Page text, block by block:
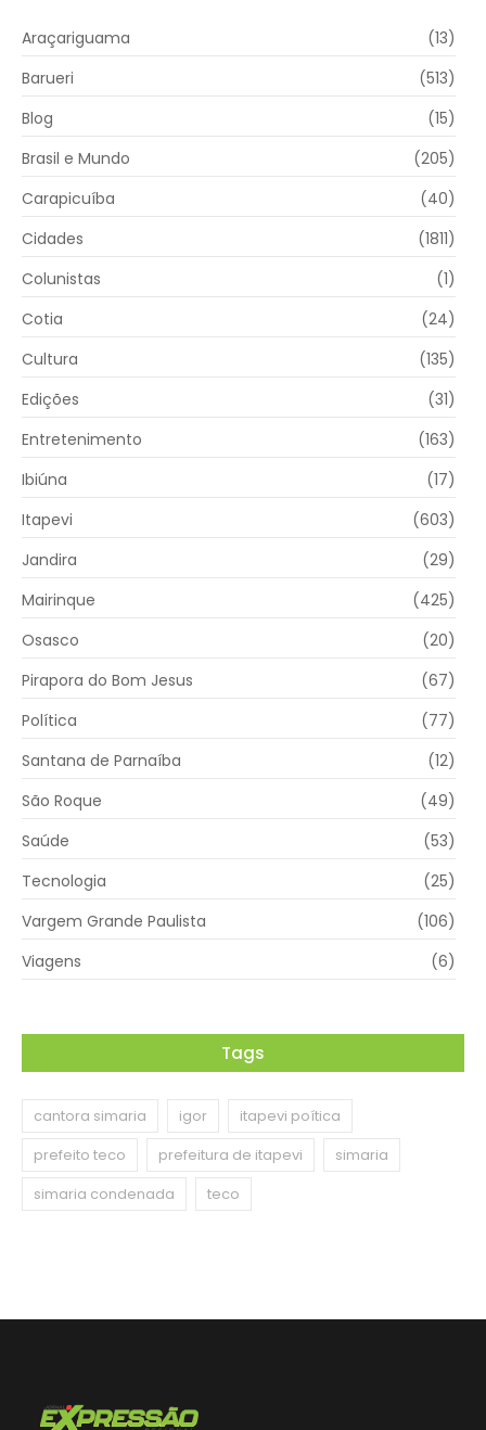
Araçariguama
(13)
Barueri
(513)
Blog
(15)
Brasil e Mundo
(205)
Carapicuíba
(40)
Cidades
(1811)
Colunistas
(1)
Cotia
(24)
Cultura
(135)
Edições
(31)
Entretenimento
(163)
Ibiúna
(17)
Itapevi
(603)
Jandira
(29)
Mairinque
(425)
Osasco
(20)
Pirapora do Bom Jesus
(67)
Política
(77)
Santana de Parnaíba
(12)
São Roque
(49)
Saúde
(53)
Tecnologia
(25)
Vargem Grande Paulista
(106)
Viagens
(6)
Tags
cantora simaria igor
itapevi poítica
prefeito teco
prefeitura de itapevi
simaria
simaria condenada
teco